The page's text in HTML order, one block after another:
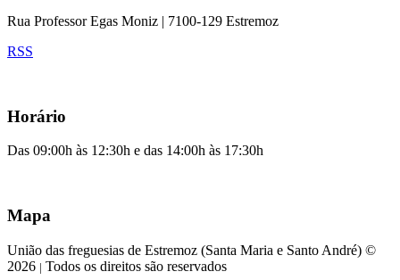
Rua Professor Egas Moniz | 7100-129 Estremoz
RSS
Horário
Das 09:00h às 12:30h e das 14:00h às 17:30h
Mapa
União das freguesias de Estremoz (Santa Maria e Santo André) ©
2026 | Todos os direitos são reservados